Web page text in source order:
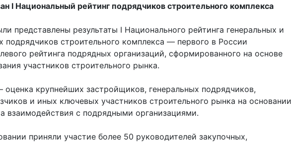
I Национальный рейтинг подрядчиков строительного комплекса
представлены результаты I Национального рейтинга генеральных и
подрядчиков строительного комплекса — первого в России
рейтинга подрядных организаций, сформированного на основе
участников строительного рынка.
оценка крупнейших застройщиков, генеральных подрядчиков,
и иных ключевых участников строительного рынка на основании
взаимодействия с подрядными организациями.
приняли участие более 50 руководителей закупочных,